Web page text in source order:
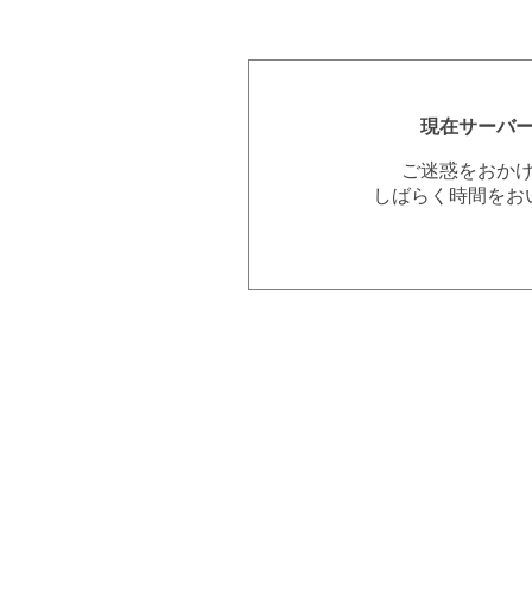
現在サーバ
ご迷惑をおか
しばらく時間を